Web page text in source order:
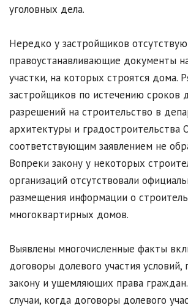
уголовных дела.
Нередко у застройщиков
правоустанавливающие документы
участки, на которых строятся дома.
застройщиков по истечению сроков
разрешений на строительство в
архитектуры и градостроительства
соответствующим заявлением не
Вопреки закону у некоторых
организаций отсутствовали
размещения информации о
многоквартирных домов.
Выявлены многочисленные факты
договоры долевого участия
закону и ущемляющих права
случаи, когда договоры долевого